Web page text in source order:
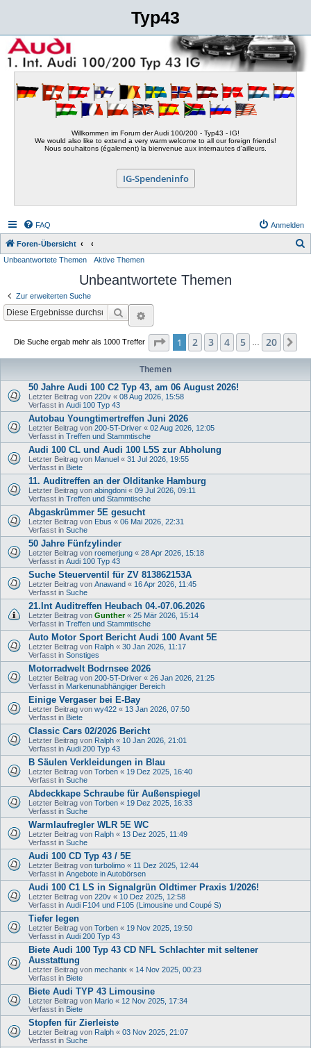
Typ43
Willkommen im Forum der Audi 100/200 - Typ43 - IG!
We would also like to extend a very warm welcome to all our foreign friends!
Nous souhaitons (également) la bienvenue aux internautes d'ailleurs.
IG-Spendeninfo
FAQ Anmelden
Foren-Übersicht
Unbeantwortete Themen Aktive Themen
Unbeantwortete Themen
Zur erweiterten Suche
Suche
Die Suche ergab mehr als 1000 Treffer Seite 1 von 20
1 2 3 4 5 … 20
Themen
50 Jahre Audi 100 C2 Typ 43, am 06 August 2026!
Letzter Beitrag von 220v « 08 Aug 2026, 15:58
Verfasst in Audi 100 Typ 43
Autobau Youngtimertreffen Juni 2026
Letzter Beitrag von 200-5T-Driver « 02 Aug 2026, 12:05
Verfasst in Treffen und Stammtische
Audi 100 CL und Audi 100 L5S zur Abholung
Letzter Beitrag von Manuel « 31 Jul 2026, 19:55
Verfasst in Biete
11. Auditreffen an der Olditanke Hamburg
Letzter Beitrag von abingdoni « 09 Jul 2026, 09:11
Verfasst in Treffen und Stammtische
Abgaskrümmer 5E gesucht
Letzter Beitrag von Ebus « 06 Mai 2026, 22:31
Verfasst in Suche
50 Jahre Fünfzylinder
Letzter Beitrag von roemerjung « 28 Apr 2026, 15:18
Verfasst in Audi 100 Typ 43
Suche Steuerventil für ZV 813862153A
Letzter Beitrag von Anawand « 16 Apr 2026, 11:45
Verfasst in Suche
21.Int Auditreffen Heubach 04.-07.06.2026
Letzter Beitrag von Gunther« 25 Mär 2026, 15:14
Verfasst in Treffen und Stammtische
Auto Motor Sport Bericht Audi 100 Avant 5E
Letzter Beitrag von Ralph « 30 Jan 2026, 11:17
Verfasst in Sonstiges
Motorradwelt Bodrnsee 2026
Letzter Beitrag von 200-5T-Driver « 26 Jan 2026, 21:25
Verfasst in Markenunabhängiger Bereich
Einige Vergaser bei E-Bay
Letzter Beitrag von wy422 « 13 Jan 2026, 07:50
Verfasst in Biete
Classic Cars 02/2026 Bericht
Letzter Beitrag von Ralph « 10 Jan 2026, 21:01
Verfasst in Audi 200 Typ 43
B Säulen Verkleidungen in Blau
Letzter Beitrag von Torben « 19 Dez 2025, 16:40
Verfasst in Suche
Abdeckkape Schraube für Außenspiegel
Letzter Beitrag von Torben « 19 Dez 2025, 16:33
Verfasst in Suche
Warmlaufregler WLR 5E WC
Letzter Beitrag von Ralph « 13 Dez 2025, 11:49
Verfasst in Suche
Audi 100 CD Typ 43 / 5E
Letzter Beitrag von turbolimo « 11 Dez 2025, 12:44
Verfasst in Angebote in Autobörsen
Audi 100 C1 LS in Signalgrün Oldtimer Praxis 1/2026!
Letzter Beitrag von 220v « 10 Dez 2025, 12:58
Verfasst in Audi F104 und F105 (Limousine und Coupé S)
Tiefer legen
Letzter Beitrag von Torben « 19 Nov 2025, 19:50
Verfasst in Audi 200 Typ 43
Biete Audi 100 Typ 43 CD NFL Schlachter mit seltener
Ausstattung
Letzter Beitrag von mechanix « 14 Nov 2025, 00:23
Verfasst in Biete
Biete Audi TYP 43 Limousine
Letzter Beitrag von Mario « 12 Nov 2025, 17:34
Verfasst in Biete
Stopfen für Zierleiste
Letzter Beitrag von Ralph « 03 Nov 2025, 21:07
Verfasst in Suche